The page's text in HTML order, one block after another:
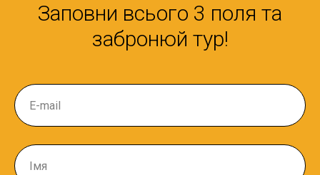
Заповни всього 3 поля та
забронюй тур!